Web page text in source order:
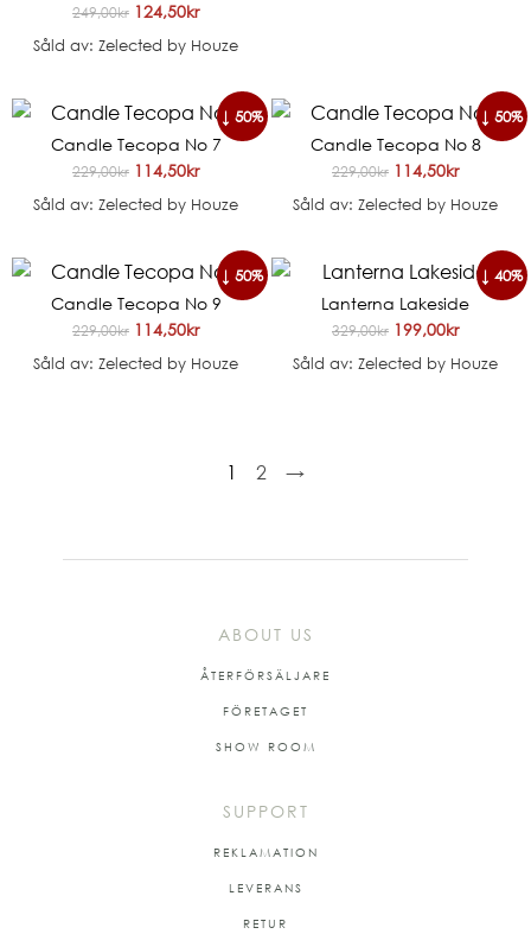
249,00kr 124,50kr
Såld av: Zelected by Houze
↓ 50%
Candle Tecopa No 7
229,00kr 114,50kr
Såld av: Zelected by Houze
↓ 50%
Candle Tecopa No 8
229,00kr 114,50kr
Såld av: Zelected by Houze
↓ 50%
Candle Tecopa No 9
229,00kr 114,50kr
Såld av: Zelected by Houze
↓ 40%
Lanterna Lakeside
329,00kr 199,00kr
Såld av: Zelected by Houze
1 2 →
ABOUT US
ÅTERFÖRSÄLJARE
FÖRETAGET
SHOW ROOM
SUPPORT
REKLAMATION
LEVERANS
RETUR